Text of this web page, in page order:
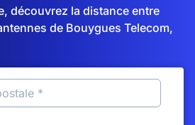
découvrez la distance entre
de Bouygues Telecom,